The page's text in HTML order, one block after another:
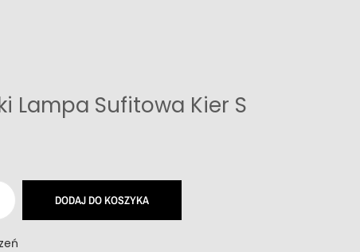
Lampa Sufitowa Kier S
DODAJ DO KOSZYKA